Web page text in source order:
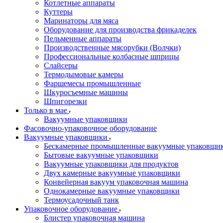
Котлетные аппараты
Куттеры
Маринаторы для мяса
Оборудование для производства фрикаделек
Пельменные аппараты
Производственные мясорубки (Волчки)
Профессиональные колбасные шприцы
Слайсеры
Термодымовые камеры
Фаршемесы промышленные
Шкуросъемные машины
Шпигорезки
Только в мае
Вакуумные упаковщики
Фасовочно-упаковочное оборудование
Вакуумные упаковщики
Бескамерные промышленные вакуумные
Бытовые вакуумные упаковщики
Вакуумные упаковщики для продуктов
Двух камерные вакуумные упаковщики
Конвейерная вакуум упаковочная машина
Однокамерные вакуумные упаковщики
Термоусадочный танк
Упаковочное оборудование
Блистер упаковочная машина